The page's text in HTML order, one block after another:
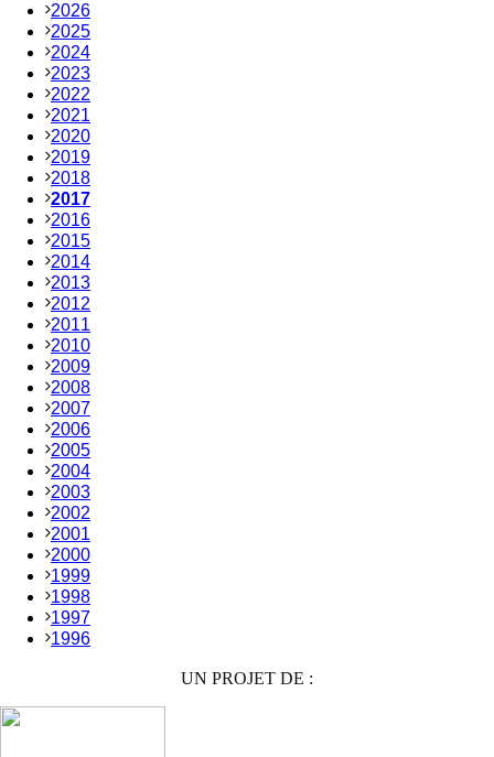
2026
2025
2024
2023
2022
2021
2020
2019
2018
2017
2016
2015
2014
2013
2012
2011
2010
2009
2008
2007
2006
2005
2004
2003
2002
2001
2000
1999
1998
1997
1996
UN PROJET DE :